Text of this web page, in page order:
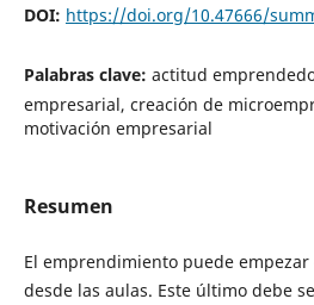
DOI: https://doi.org/10.47666/
Palabras clave: actitud
empresarial, creación de
motivación empresarial
Resumen
El emprendimiento puede
desde las aulas. Este último debe